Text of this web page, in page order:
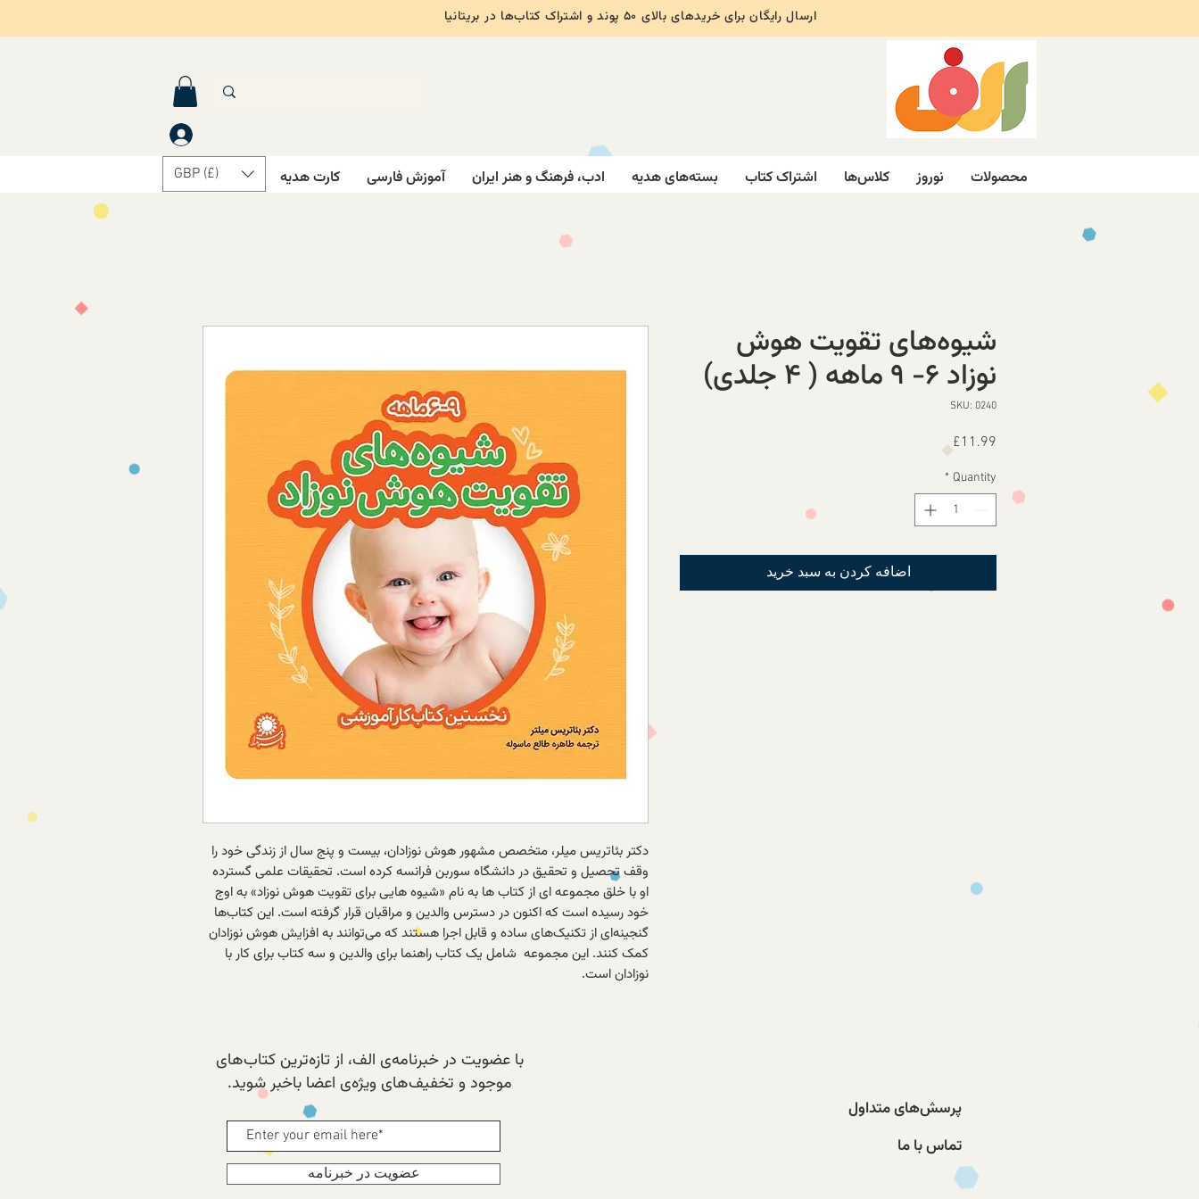
ارسال رایگان برای خریدهای بالای ۵۰ پوند و اشتراک کتاب‌ها در بریتانیا
محصولات نوروز کلاس‌ها اشتراک کتاب بسته‌های هدیه ادب، فرهنگ و هنر ایران آموزش فارسی کارت هدیه درباره ماGBP (£)
دکتر بئاتریس میلر، متخصص مشهور هوش نوزادان، بیست و پنج سال از زندگی خود را
وقف تحصیل و تحقیق در دانشگاه سوربن فرانسه کرده است. تحقیقات علمی گسترده
او با خلق مجموعه ای از کتاب ها به نام «شیوه هایی برای تقویت هوش نوزاد» به اوج
خود رسیده است که اکنون در دسترس والدین و مراقبان قرار گرفته است. این کتاب‌ها
گنجینه‌ای از تکنیک‌های ساده و قابل اجرا هستند که می‌توانند به افزایش هوش نوزادان
کمک کنند. این مجموعه شامل یک کتاب راهنما برای والدین و سه کتاب برای کار با
نوزادان است.
شیوه‌های تقویت هوش
نوزاد ۶- ۹ ماهه ( ۴ جلدی)
SKU: 0240
£11.99
Price
Quantity
*
اضافه کردن به سبد خرید
با عضویت در خبرنامه‌ی الف، از تازه‌ترین کتاب‌های
موجود و تخفیف‌های ویژه‌ی اعضا باخبر شوید.
عضویت در خبرنامه
پرسش‌های متداول
تماس با ما